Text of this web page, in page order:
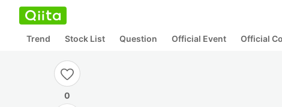
Trend Stock List Question Official Event Official
0